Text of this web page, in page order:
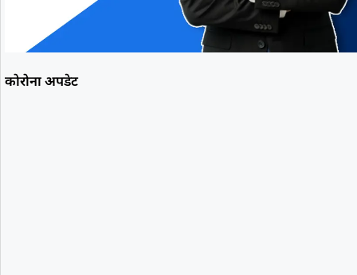
कोरोना अपडेट